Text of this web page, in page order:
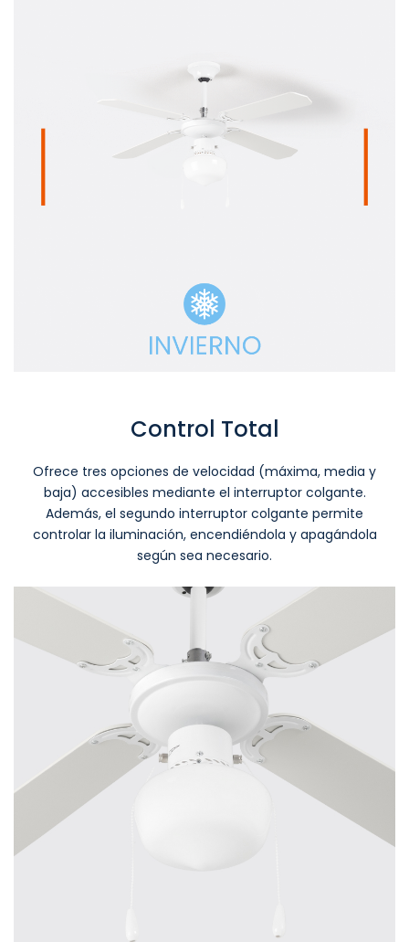
Control Total
Ofrece tres opciones de velocidad (máxima, media y
baja) accesibles mediante el interruptor colgante.
Además, el segundo interruptor colgante permite
controlar la iluminación, encendiéndola y apagándola
según sea necesario.